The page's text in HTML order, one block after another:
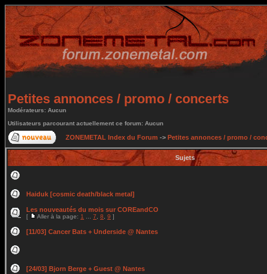
Petites annonces / promo / concerts
Modérateurs: Aucun
Utilisateurs parcourant actuellement ce forum: Aucun
ZONEMETAL Index du Forum -> Petites annonces / promo /
Sujets
Haiduk [cosmic death/black metal]
Les nouveautés du mois sur COREandCO
[ Aller à la page: 1 7 8 9 ]
[11/03] Cancer Bats + Underside @ Nantes
[24/03] Bjorn Berge + Guest @ Nantes